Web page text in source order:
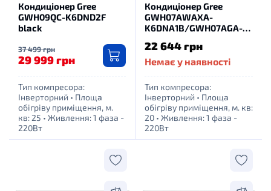
Кондиціонер Gree
GWH09QC-K6DND2F
black
37 499 грн
29 999 грн
Тип компресора:
Інверторний • Площа
обігріву приміщення, м.
кв: 25 • Живлення: 1 фаза -
220Вт
Кондиціонер Gree
GWH07AWAXA-
K6DNA1B/GWH07AGA-
22 644 грн
Немає у наявності
Тип компресора:
Інверторний • Площа
обігріву приміщення, м. кв:
20 • Живлення: 1 фаза -
220Вт